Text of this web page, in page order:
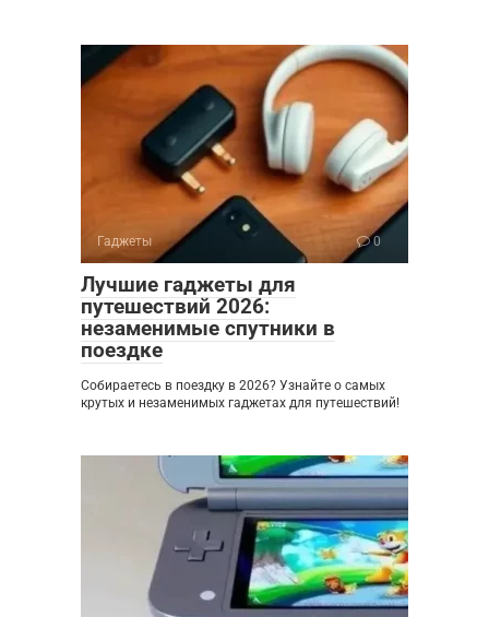
Гаджеты 0
Лучшие гаджеты для
путешествий 2026:
незаменимые спутники в
поездке
Собираетесь в поездку в 2026? Узнайте о самых
крутых и незаменимых гаджетах для путешествий!